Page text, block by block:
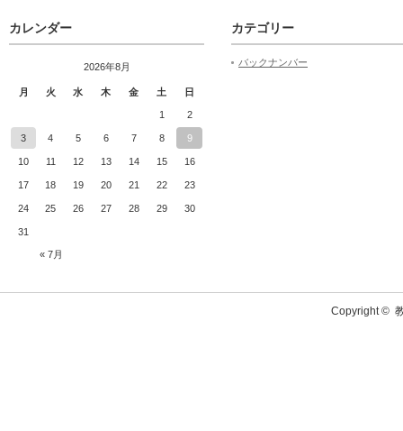
カレンダー
2026年8月
月 火 水 木 金 土 日
« 7月
1 2
3 4 5 6 7 8 9
10 11 12 13 14 15 16
17 18 19 20 21 22 23
24 25 26 27 28 29 30
31
カテゴリー
バックナンバー
Copyright ©